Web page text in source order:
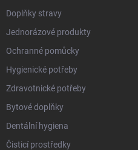
Doplňky stravy
Jednorázové produkty
Ochranné pomůcky
Hygienické potřeby
Zdravotnické potřeby
Bytové doplňky
Dentální hygiena
Čisticí prostředky